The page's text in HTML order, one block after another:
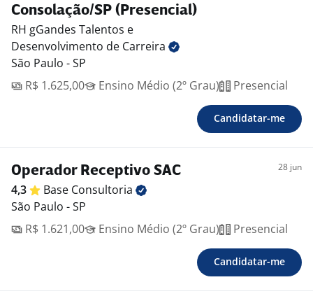
Consolação/SP (Presencial)
RH gGandes Talentos e
Desenvolvimento de Carreira
São Paulo - SP
R$ 1.625,00
Ensino Médio (2º Grau) Presencial
Candidatar-me
Operador Receptivo SAC 28 jun
4,3 Base Consultoria
São Paulo - SP
R$ 1.621,00
Ensino Médio (2º Grau) Presencial
Candidatar-me